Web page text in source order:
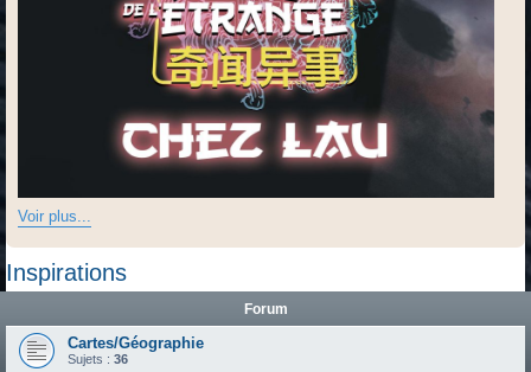
Voir plus...
Inspirations
Forum
Cartes/Géographie
Sujets : 36